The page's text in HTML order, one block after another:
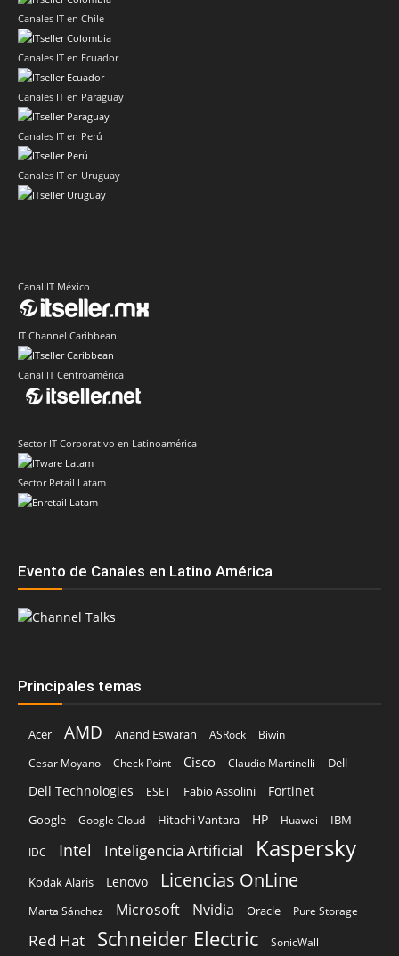
Canales IT en Chile
Canales IT en Ecuador
Canales IT en Paraguay
Canales IT en Perú
Canales IT en Uruguay
Canal IT México
IT Channel Caribbean
Canal IT Centroamérica
Sector IT Corporativo en Latinoamérica
Sector Retail Latam
Evento de Canales en Latino América
Principales temas
Acer AMD Anand Eswaran ASRock
Biwin
Cesar Moyano
Check Point Cisco Claudio Martinelli Dell
Dell Technologies ESET Fabio Assolini Fortinet
Google Google Cloud Hitachi Vantara HP Huawei IBM
IDC Intel Inteligencia Artificial Kaspersky
Kodak Alaris Lenovo Licencias OnLine
Marta Sánchez Microsoft Nvidia Oracle Pure Storage
Red Hat Schneider Electric SonicWall